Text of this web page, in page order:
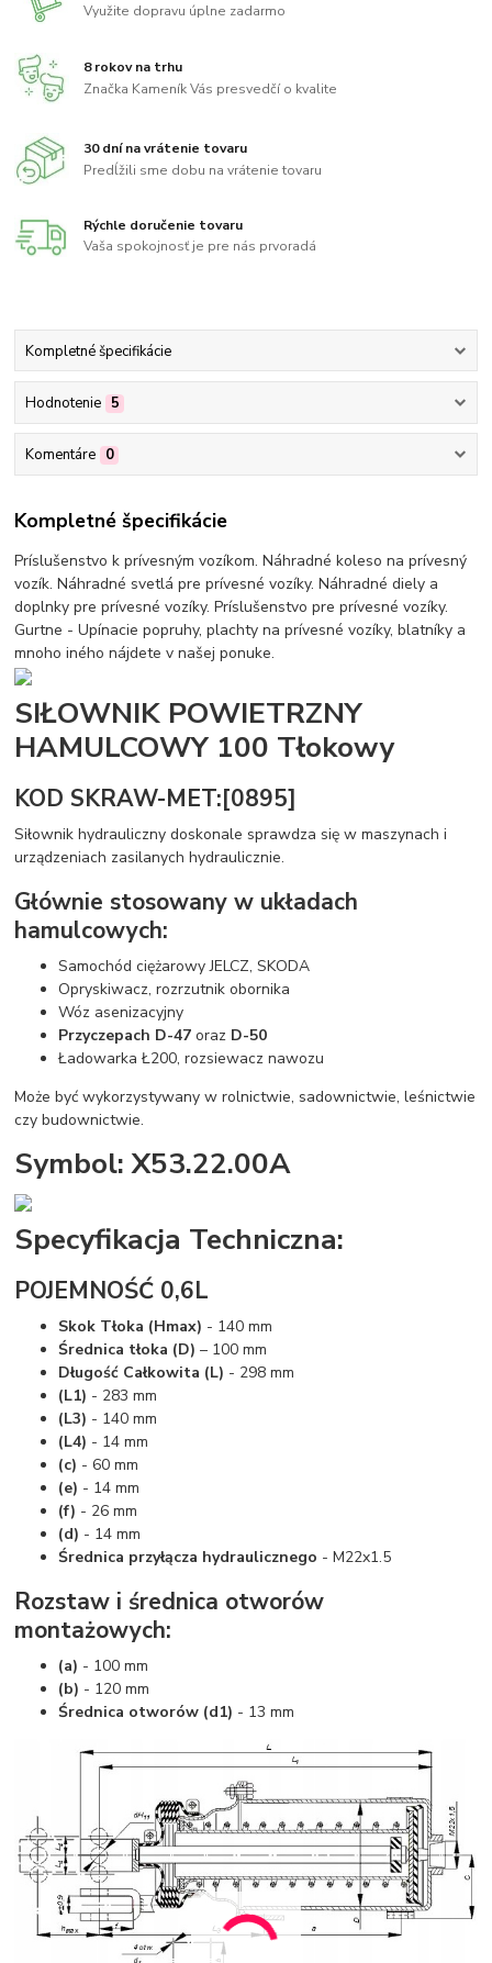
Využite dopravu úplne zadarmo
8 rokov na trhu
Značka Kameník Vás presvedčí o kvalite
30 dní na vrátenie tovaru
Predĺžili sme dobu na vrátenie tovaru
Rýchle doručenie tovaru
Vaša spokojnosť je pre nás prvoradá
Kompletné špecifikácie
Hodnotenie 5
Komentáre 0
Kompletné špecifikácie
Príslušenstvo k prívesným vozíkom. Náhradné koleso na prívesný
vozík. Náhradné svetlá pre prívesné vozíky. Náhradné diely a
doplnky pre prívesné vozíky. Príslušenstvo pre prívesné vozíky.
Gurtne - Upínacie popruhy, plachty na prívesné vozíky, blatníky a
mnoho iného nájdete v našej ponuke.
SIŁOWNIK POWIETRZNY
HAMULCOWY 100 Tłokowy
KOD SKRAW-MET:[0895]
Siłownik hydrauliczny doskonale sprawdza się w maszynach i
urządzeniach zasilanych hydraulicznie.
Głównie stosowany w układach
hamulcowych:
Samochód ciężarowy JELCZ, SKODA
Opryskiwacz, rozrzutnik obornika
Wóz asenizacyjny
Przyczepach D-47 oraz D-50
Ładowarka Ł200, rozsiewacz nawozu
Może być wykorzystywany w rolnictwie, sadownictwie, leśnictwie
czy budownictwie.
Symbol: X53.22.00A
Specyfikacja Techniczna:
POJEMNOŚĆ 0,6L
Skok Tłoka (Hmax) - 140 mm
Średnica tłoka (D) – 100 mm
Długość Całkowita (L) - 298 mm
(L1) - 283 mm
(L3) - 140 mm
(L4) - 14 mm
(c) - 60 mm
(e) - 14 mm
(f) - 26 mm
(d) - 14 mm
Średnica przyłącza hydraulicznego - M22x1.5
Rozstaw i średnica otworów
montażowych:
(a) - 100 mm
(b) - 120 mm
Średnica otworów (d1) - 13 mm